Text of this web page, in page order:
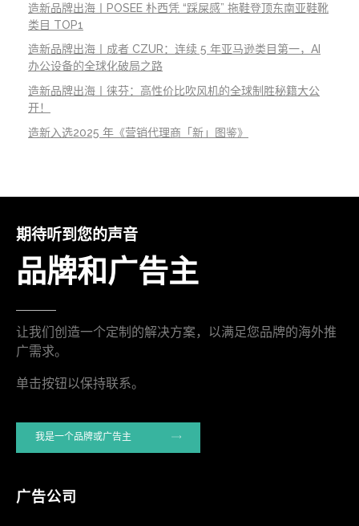
造新品牌出海丨POSEE 朴西凭 “踩屎感” 拖鞋登顶东南亚鞋靴
类目 TOP1
造新品牌出海丨成者 CZUR：连续 5 年亚马逊类目第一，AI
办公设备的全球化破局之路
造新品牌出海丨徕芬：高性价比吹风机的全球制胜秘籍大公
开！
造新入选2025 年《营销代理商「新」图鉴》
期待听到您的声音
品牌和广告主
让我们创造一个定制的解决方案，以满足您品牌的海外推
广需求。
单击按钮以保持联系。
我是一个品牌或广告主
广告公司